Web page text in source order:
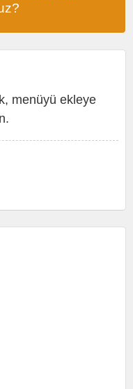
menüyü ekleye